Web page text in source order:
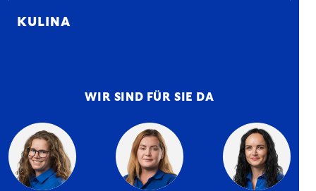
KULINA
WIR SIND FÜR SIE DA